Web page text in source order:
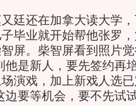
还在加拿大读大学，
毕业就开始帮他张罗
屏。柴智屏看到照片
他是新人，要先签约再
演戏，加上新戏人选
边要等机会，要不先试